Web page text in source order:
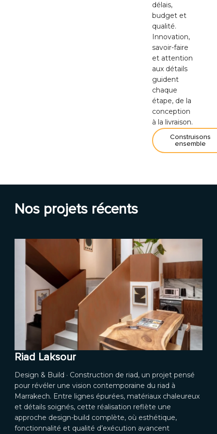
délais,
budget et
qualité.
Innovation,
savoir-faire
et attention
aux détails
guident
chaque
étape, de la
conception
à la livraison.
Construisons
ensemble
Nos projets récents
Riad Laksour
Design & Build · Construction de riad, un projet pensé
pour révéler une vision contemporaine du riad à
Marrakech. Entre lignes épurées, matériaux chaleureux
et détails soignés, cette réalisation reflète une
approche design-build complète, où esthétique,
fonctionnalité et qualité d’exécution avancent